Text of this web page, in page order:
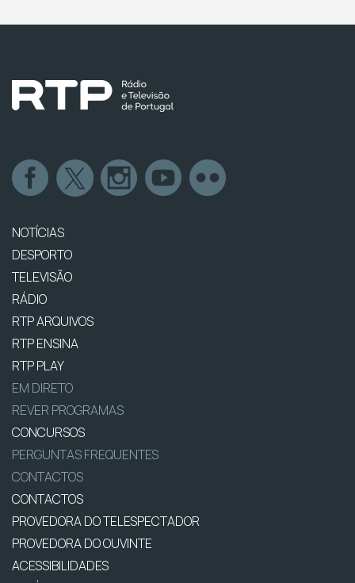
NOTÍCIAS
DESPORTO
TELEVISÃO
RÁDIO
RTP ARQUIVOS
RTP ENSINA
RTP PLAY
EM DIRETO
REVER PROGRAMAS
CONCURSOS
PERGUNTAS FREQUENTES
CONTACTOS
CONTACTOS
PROVEDORA DO TELESPECTADOR
PROVEDORA DO OUVINTE
ACESSIBILIDADES